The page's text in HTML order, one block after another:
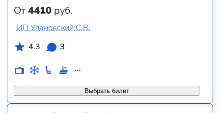
От4410 руб.
Выбрать билет
ИП Улановский С.В.
4.3
3